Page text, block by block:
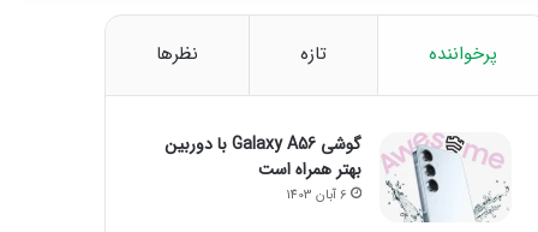
پرخواننده تازه نظرها
گوشی Galaxy A56 با دوربین
بهتر همراه است
6 آبان 1403